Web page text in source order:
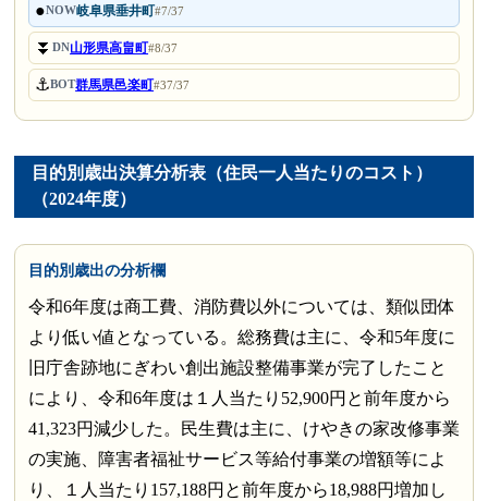
●NOW岐阜県垂井町#7/37
⏬DN山形県高畠町#8/37
⚓BOT群馬県邑楽町#37/37
目的別歳出決算分析表（住民一人当たりのコスト）
（2024年度）
目的別歳出の分析欄
令和6年度は商工費、消防費以外については、類似団体
より低い値となっている。総務費は主に、令和5年度に
旧庁舎跡地にぎわい創出施設整備事業が完了したこと
により、令和6年度は１人当たり52,900円と前年度から
41,323円減少した。民生費は主に、けやきの家改修事業
の実施、障害者福祉サービス等給付事業の増額等によ
り、１人当たり157,188円と前年度から18,988円増加し